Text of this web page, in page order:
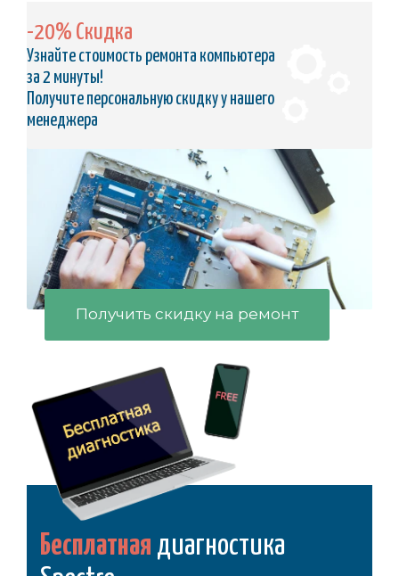
-20% Скидка
Узнайте стоимость ремонта компьютера
за 2 минуты!
Получите персональную скидку у нашего
менеджера
Получить скидку на ремонт
Бесплатная диагностика